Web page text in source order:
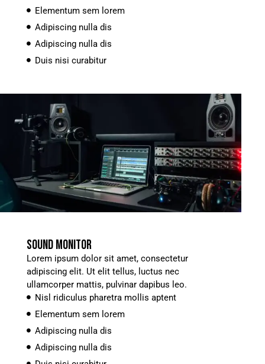
Elementum sem lorem
Adipiscing nulla dis
Adipiscing nulla dis
Duis nisi curabitur
SOUND MONITOR
Lorem ipsum dolor sit amet, consectetur
adipiscing elit. Ut elit tellus, luctus nec
ullamcorper mattis, pulvinar dapibus leo.
Nisl ridiculus pharetra mollis aptent
Elementum sem lorem
Adipiscing nulla dis
Adipiscing nulla dis